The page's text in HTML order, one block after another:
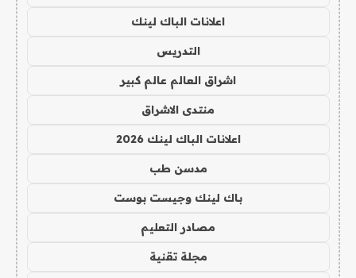
اعلانات الباك لينك
التدريس
اشراق العالم عالم كبير
منتدى الاشراق
اعلانات الباك لينك 2026
مدسن طب
باك لينك وجيست بوست
مصادر التعليم
مجلة تقنية